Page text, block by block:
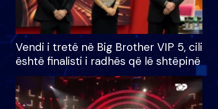
Vendi i tretë në Big Brother VIP 5, cili
është finalisti i radhës që lë shtëpinë